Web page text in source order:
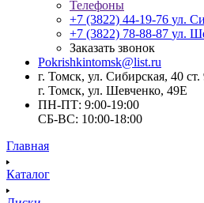
Телефоны
+7 (3822) 44-19-76 ул.
+7 (3822) 78-88-87 ул.
Заказать звонок
Pokrishkintomsk@list.ru
г. Томск, ул. Сибирская, 40 ст.
г. Томск, ул. Шевченко, 49Е
ПН-ПТ: 9:00-19:00
СБ-ВС: 10:00-18:00
Главная
Каталог